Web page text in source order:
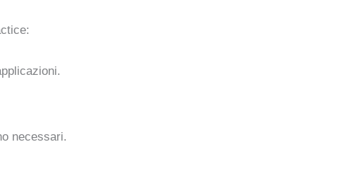
necessari.